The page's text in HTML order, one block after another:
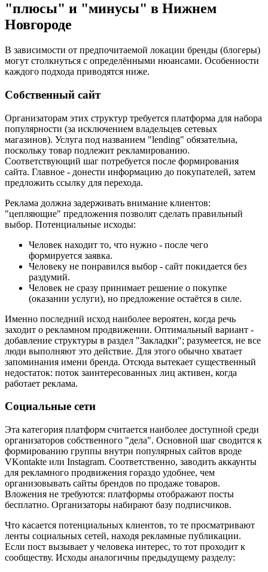
"плюсы" и "минусы" в Нижнем
Новгороде
В зависимости от предпочитаемой локации бренды (блогеры)
могут столкнуться с определёнными нюансами. Особенности
каждого подхода приводятся ниже.
Собственный сайт
Организаторам этих структур требуется платформа для набора
популярности (за исключением владельцев сетевых
магазинов). Услуга под названием "lending" обязательна,
поскольку товар подлежит рекламированию.
Соответствующий шаг потребуется после формирования
сайта. Главное - донести информацию до покупателей, затем
предложить ссылку для перехода.
Реклама должна задерживать внимание клиентов:
"цепляющие" предложения позволят сделать правильный
выбор. Потенциальные исходы:
Человек находит то, что нужно - после чего
формируется заявка.
Человеку не понравился выбор - сайт покидается без
раздумий.
Человек не сразу принимает решение о покупке
(оказании услуги), но предложение остаётся в силе.
Именно последний исход наиболее вероятен, когда речь
заходит о рекламном продвижении. Оптимальный вариант -
добавление структуры в раздел "Закладки"; разумеется, не все
люди выполняют это действие. Для этого обычно хватает
запоминания имени бренда. Отсюда вытекает существенный
недостаток: поток заинтересованных лиц активен, когда
работает реклама.
Социальные сети
Эта категория платформ считается наиболее доступной среди
организаторов собственного "дела". Основной шаг сводится к
формированию группы внутри популярных сайтов вроде
VKontakte или Instagram. Соответственно, заводить аккаунты
для рекламного продвижения гораздо удобнее, чем
организовывать сайты брендов по продаже товаров.
Вложения не требуются: платформы отображают посты
бесплатно. Организаторы набирают базу подписчиков.
Что касается потенциальных клиентов, то те просматривают
ленты социальных сетей, находя рекламные публикации.
Если пост вызывает у человека интерес, то тот проходит к
сообществу. Исходы аналогичны предыдущему разделу: